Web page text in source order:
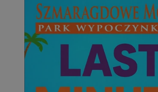
Niezbędne Wydajność
Niezbędne pliki cookie umożliwiają
takich jak logowanie użytkownika i
można prawidłowo korzystać ze strony